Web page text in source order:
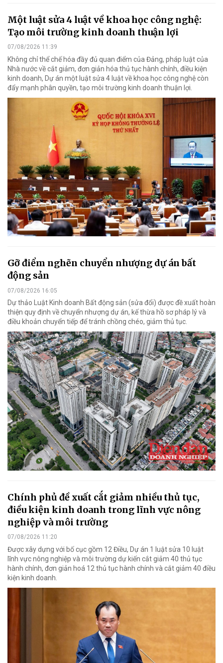
Một luật sửa 4 luật về khoa học công nghệ:
Tạo môi trường kinh doanh thuận lợi
07/08/2026 11:39
Không chỉ thể chế hóa đầy đủ quan điểm của Đảng, pháp luật của
Nhà nước về cắt giảm, đơn giản hóa thủ tục hành chính, điều kiện
kinh doanh, Dự án một luật sửa 4 luật về khoa học công nghệ còn
đẩy mạnh phân quyền, tạo môi trường kinh doanh thuận lợi.
Gỡ điểm nghẽn chuyển nhượng dự án bất
động sản
07/08/2026 16:05
Dự thảo Luật Kinh doanh Bất động sản (sửa đổi) được đề xuất hoàn
thiện quy định về chuyển nhượng dự án, kế thừa hồ sơ pháp lý và
điều khoản chuyển tiếp để tránh chồng chéo, giảm thủ tục.
Chính phủ đề xuất cắt giảm nhiều thủ tục,
điều kiện kinh doanh trong lĩnh vực nông
nghiệp và môi trường
07/08/2026 11:20
Được xây dựng với bố cục gồm 12 Điều, Dự án 1 luật sửa 10 luật
lĩnh vực nông nghiệp và môi trường dự kiến cắt giảm 40 thủ tục
hành chính, đơn giản hoá 12 thủ tục hành chính và cắt giảm 40 điều
kiện kinh doanh.